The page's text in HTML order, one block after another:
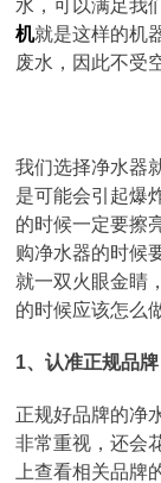
水，可以满足我
机就是这样的机
废水，因此不受
我们选择净水器
是可能会引起爆
的时候一定要擦
购净水器的时候
就一双火眼金睛
的时候应该怎么
1、认准正规品牌
正规好品牌的净
非常重视，还会
上查看相关品牌